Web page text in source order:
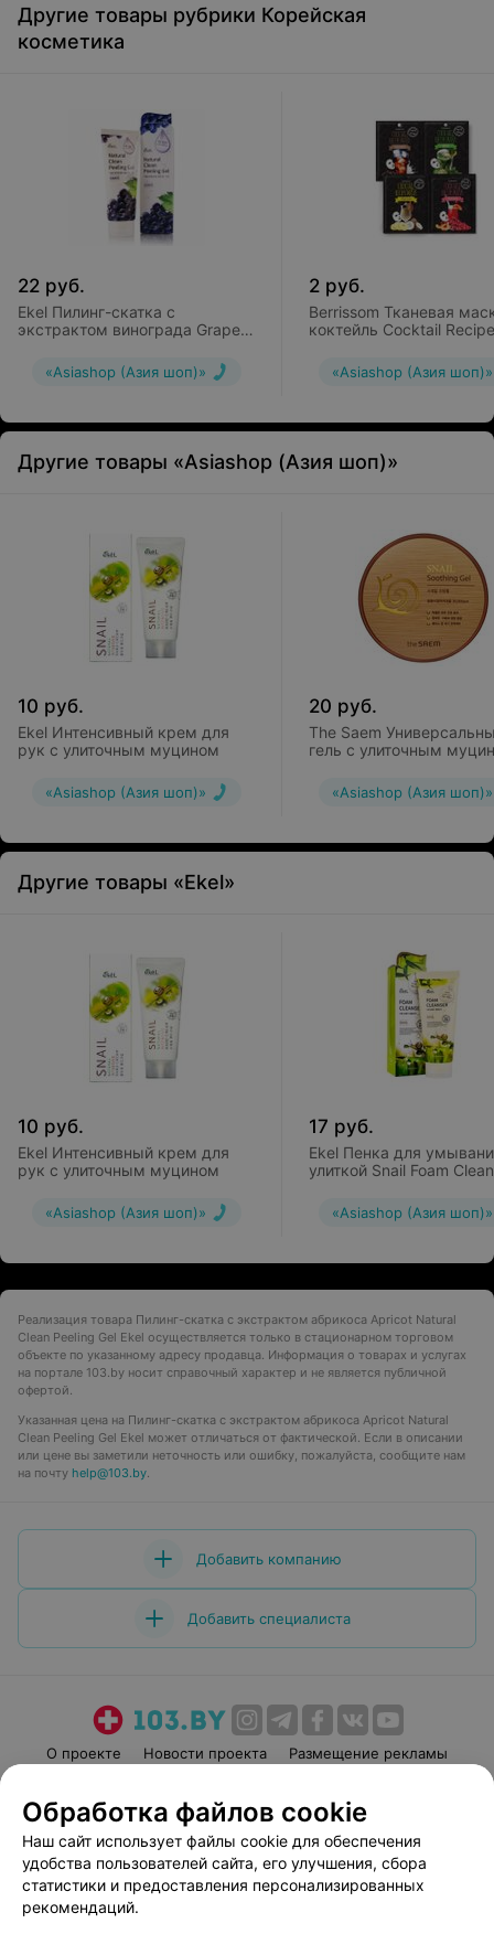
кожи, склонной к шелушению, так и для жирной кожи,
обладающей нездоровым сальным блеском.
Другие товары рубрики Корейская
косметика
22 руб.
Ekel Пилинг-скатка с
экстрактом винограда Grape
«Asiashop (Азия шоп)»
2 руб.
Berrissom Тканевая
коктейль Cocktail Recipe
«Asiashop (Азия шоп)»
Другие товары «Asiashop (Азия шоп)»
10 руб.
Ekel Интенсивный крем для
рук с улиточным муцином
«Asiashop (Азия шоп)»
20 руб.
The Saem
гель с улиточным
«Asiashop (Азия шоп)»
Другие товары «Ekel»
10 руб.
Ekel Интенсивный крем для
рук с улиточным муцином
«Asiashop (Азия шоп)»
17 руб.
Ekel Пенка для
улиткой Snail Foam
«Asiashop (Азия шоп)»
Реализация товара Пилинг-скатка с экстрактом абрикоса Apricot Natural
Clean Peeling Gel Ekel осуществляется только в стационарном торговом
объекте по указанному адресу продавца. Информация о товарах и услугах
на портале 103.by носит справочный характер и не является публичной
офертой.
Указанная цена на Пилинг-скатка с экстрактом абрикоса Apricot Natural
Clean Peeling Gel Ekel может отличаться от фактической. Если в описании
или цене вы заметили неточность или ошибку, пожалуйста, сообщите нам
на почту help@103.by.
Добавить компанию
Добавить специалиста
О проекте Новости проекта
Размещение рекламы
Пользовательское соглашение
Способы оплаты
Вакансии
Партнеры
Написать руководителю 103.by
Обработка файлов cookie
Наш сайт использует файлы cookie для обеспечения
удобства пользователей сайта, его улучшения, сбора
статистики и предоставления персонализированных
рекомендаций.